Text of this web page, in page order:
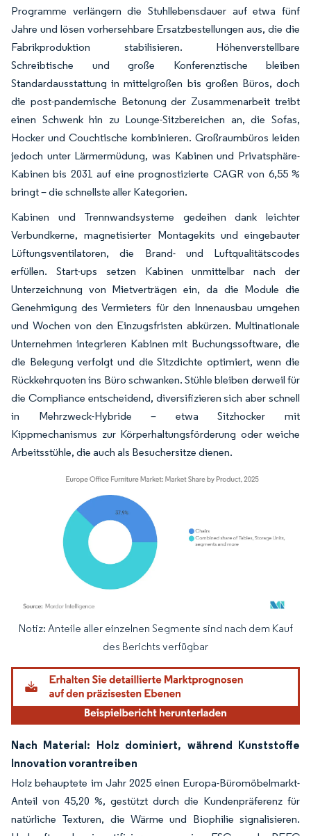
Programme verlängern die Stuhllebensdauer auf etwa fünf
Jahre und lösen vorhersehbare Ersatzbestellungen aus, die die
Fabrikproduktion stabilisieren. Höhenverstellbare
Schreibtische und große Konferenztische bleiben
Standardausstattung in mittelgroßen bis großen Büros, doch
die post-pandemische Betonung der Zusammenarbeit treibt
einen Schwenk hin zu Lounge-Sitzbereichen an, die Sofas,
Hocker und Couchtische kombinieren. Großraumbüros leiden
jedoch unter Lärmermüdung, was Kabinen und Privatsphäre-
Kabinen bis 2031 auf eine prognostizierte CAGR von 6,55 %
bringt – die schnellste aller Kategorien.
Kabinen und Trennwandsysteme gedeihen dank leichter
Verbundkerne, magnetisierter Montagekits und eingebauter
Lüftungsventilatoren, die Brand- und Luftqualitätscodes
erfüllen. Start-ups setzen Kabinen unmittelbar nach der
Unterzeichnung von Mietverträgen ein, da die Module die
Genehmigung des Vermieters für den Innenausbau umgehen
und Wochen von den Einzugsfristen abkürzen. Multinationale
Unternehmen integrieren Kabinen mit Buchungssoftware, die
die Belegung verfolgt und die Sitzdichte optimiert, wenn die
Rückkehrquoten ins Büro schwanken. Stühle bleiben derweil für
die Compliance entscheidend, diversifizieren sich aber schnell
in Mehrzweck-Hybride – etwa Sitzhocker mit
Kippmechanismus zur Körperhaltungsförderung oder weiche
Arbeitsstühle, die auch als Besuchersitze dienen.
Bild © Mordor Intelligence. Wiederverwendung erfordert Namensnennung
Notiz: Anteile aller einzelnen Segmente sind nach dem Kauf
des Berichts verfügbar
Nach Material: Holz dominiert, während Kunststoffe
Innovation vorantreiben
Holz behauptete im Jahr 2025 einen Europa-Büromöbelmarkt-
Anteil von 45,20 %, gestützt durch die Kundenpräferenz für
natürliche Texturen, die Wärme und Biophilie signalisieren.